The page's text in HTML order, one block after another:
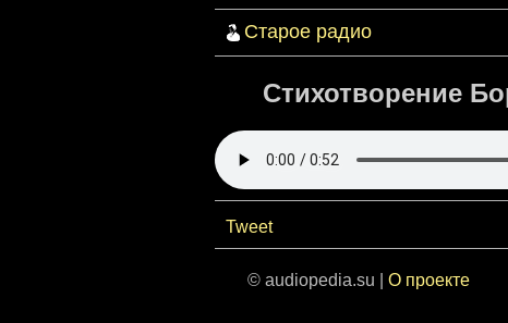
Старое радио
Стихотворение
Tweet
© audiopedia.su | О проекте